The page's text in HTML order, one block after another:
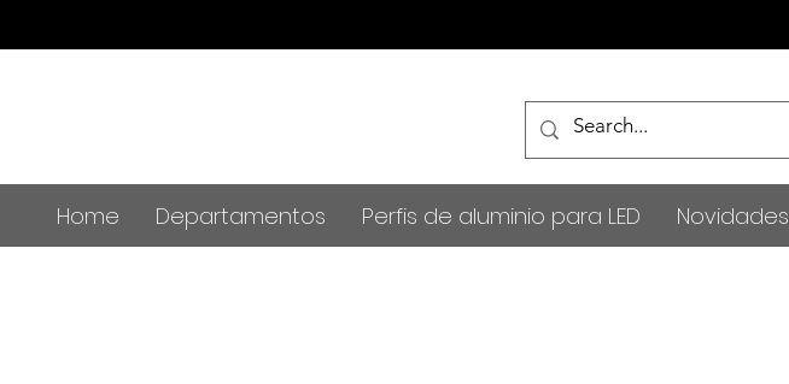
Home Departamentos Perfis de aluminio para LED Novidades